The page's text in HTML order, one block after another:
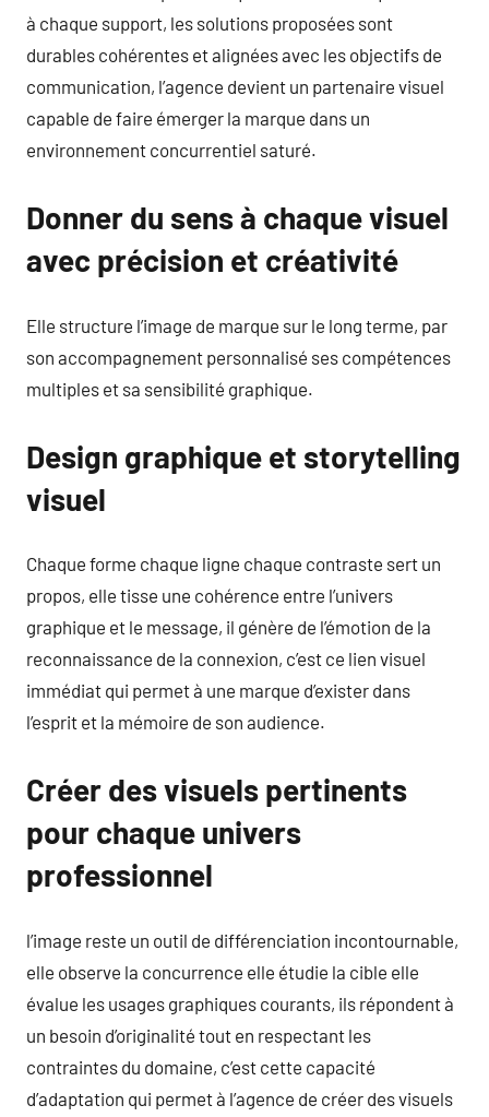
à chaque support, les solutions proposées sont
durables cohérentes et alignées avec les objectifs de
communication, l’agence devient un partenaire visuel
capable de faire émerger la marque dans un
environnement concurrentiel saturé.
Donner du sens à chaque visuel
avec précision et créativité
Elle structure l’image de marque sur le long terme, par
son accompagnement personnalisé ses compétences
multiples et sa sensibilité graphique.
Design graphique et storytelling
visuel
Chaque forme chaque ligne chaque contraste sert un
propos, elle tisse une cohérence entre l’univers
graphique et le message, il génère de l’émotion de la
reconnaissance de la connexion, c’est ce lien visuel
immédiat qui permet à une marque d’exister dans
l’esprit et la mémoire de son audience.
Créer des visuels pertinents
pour chaque univers
professionnel
l’image reste un outil de différenciation incontournable,
elle observe la concurrence elle étudie la cible elle
évalue les usages graphiques courants, ils répondent à
un besoin d’originalité tout en respectant les
contraintes du domaine, c’est cette capacité
d’adaptation qui permet à l’agence de créer des visuels